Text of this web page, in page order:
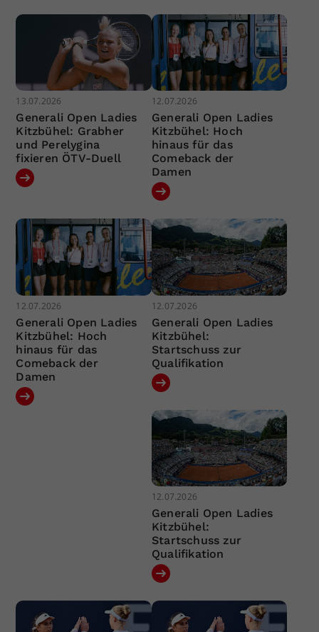
13.07.2026
Generali Open Ladies
Kitzbühel: Grabher
und Perelygina
fixieren ÖTV-Duell
12.07.2026
Generali Open Ladies
Kitzbühel: Hoch
hinaus für das
Comeback der
Damen
12.07.2026
Generali Open Ladies
Kitzbühel: Hoch
hinaus für das
Comeback der
Damen
12.07.2026
Generali Open Ladies
Kitzbühel:
Startschuss zur
Qualifikation
12.07.2026
Generali Open Ladies
Kitzbühel:
Startschuss zur
Qualifikation